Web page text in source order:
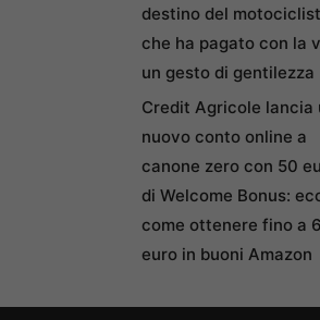
destino del
che ha pagato con la
un gesto di gentilezza
Credit Agricole lancia
nuovo conto online a
canone zero con 50
di Welcome Bonus:
come ottenere fino a
euro in buoni Amazon